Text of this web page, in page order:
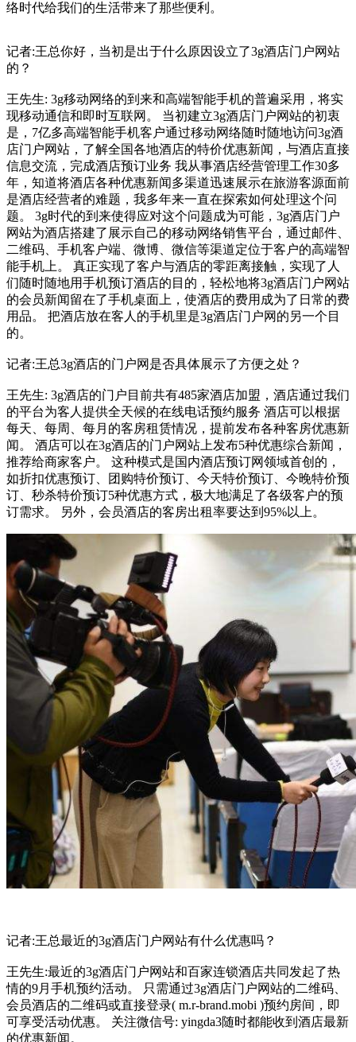
络时代给我们的生活带来了那些便利。
记者:王总你好，当初是出于什么原因设立了3g酒店门户网站
的？
王先生: 3g移动网络的到来和高端智能手机的普遍采用，将实
现移动通信和即时互联网。 当初建立3g酒店门户网站的初衷
是，7亿多高端智能手机客户通过移动网络随时随地访问3g酒
店门户网站，了解全国各地酒店的特价优惠新闻，与酒店直接
信息交流，完成酒店预订业务 我从事酒店经营管理工作30多
年，知道将酒店各种优惠新闻多渠道迅速展示在旅游客源面前
是酒店经营者的难题，我多年来一直在探索如何处理这个问
题。 3g时代的到来使得应对这个问题成为可能，3g酒店门户
网站为酒店搭建了展示自己的移动网络销售平台，通过邮件、
二维码、手机客户端、微博、微信等渠道定位于客户的高端智
能手机上。 真正实现了客户与酒店的零距离接触，实现了人
们随时随地用手机预订酒店的目的，轻松地将3g酒店门户网站
的会员新闻留在了手机桌面上，使酒店的费用成为了日常的费
用品。 把酒店放在客人的手机里是3g酒店门户网的另一个目
的。
记者:王总3g酒店的门户网是否具体展示了方便之处？
王先生: 3g酒店的门户目前共有485家酒店加盟，酒店通过我们
的平台为客人提供全天候的在线电话预约服务 酒店可以根据
每天、每周、每月的客房租赁情况，提前发布各种客房优惠新
闻。 酒店可以在3g酒店的门户网站上发布5种优惠综合新闻，
推荐给商家客户。 这种模式是国内酒店预订网领域首创的，
如折扣优惠预订、团购特价预订、今天特价预订、今晚特价预
订、秒杀特价预订5种优惠方式，极大地满足了各级客户的预
订需求。 另外，会员酒店的客房出租率要达到95%以上。
记者:王总最近的3g酒店门户网站有什么优惠吗？
王先生:最近的3g酒店门户网站和百家连锁酒店共同发起了热
情的9月手机预约活动。 只需通过3g酒店门户网站的二维码、
会员酒店的二维码或直接登录( m.r-brand.mobi )预约房间，即
可享受活动优惠。 关注微信号: yingda3随时都能收到酒店最新
的优惠新闻。